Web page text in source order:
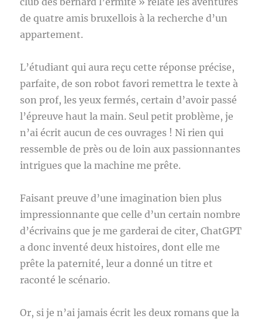
de quatre amis bruxellois à la recherche d’un
appartement.
L’étudiant qui aura reçu cette réponse précise,
parfaite, de son robot favori remettra le texte à
son prof, les yeux fermés, certain d’avoir passé
l’épreuve haut la main. Seul petit problème, je
n’ai écrit aucun de ces ouvrages ! Ni rien qui
ressemble de près ou de loin aux passionnantes
intrigues que la machine me prête.
Faisant preuve d’une imagination bien plus
impressionnante que celle d’un certain nombre
d’écrivains que je me garderai de citer, ChatGPT
a donc inventé deux histoires, dont elle me
prête la paternité, leur a donné un titre et
raconté le scénario.
Or, si je n’ai jamais écrit les deux romans que la